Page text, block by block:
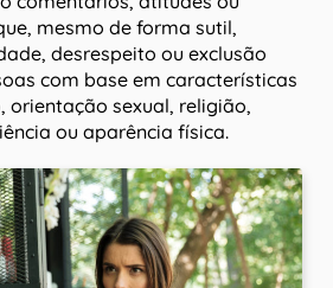
mesmo de forma sutil,
desrespeito ou exclusão
com base em características
orientação sexual, religião,
ou aparência física.